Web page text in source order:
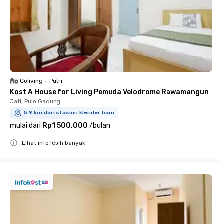
Coliving • Putri
Kost A House for Living Pemuda Velodrome Rawamangun
Jati, Pulo Gadung
5.9 km dari stasiun klender baru
mulai dari Rp1.500.000 /bulan
Lihat info lebih banyak